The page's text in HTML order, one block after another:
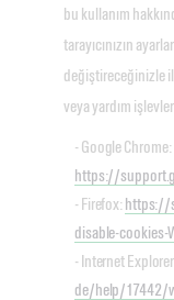
bu kullanım
tarayıcınızın
değiştireceğinizle
veya yardım
- Google Chrome:
https://
- Firefox: https://
disable-cookies-
- Internet
de/help/17442/